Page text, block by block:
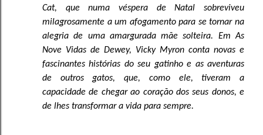
Cat, que numa véspera de Natal sobreviveu
milagrosamente a um afogamento para se tornar na
alegria de uma amargurada mãe solteira. Em As
Nove Vidas de Dewey, Vicky Myron conta novas e
fascinantes histórias do seu gatinho e as aventuras
de outros gatos, que, como ele, tiveram a
capacidade de chegar ao coração dos seus donos, e
de lhes transformar a vida para sempre.